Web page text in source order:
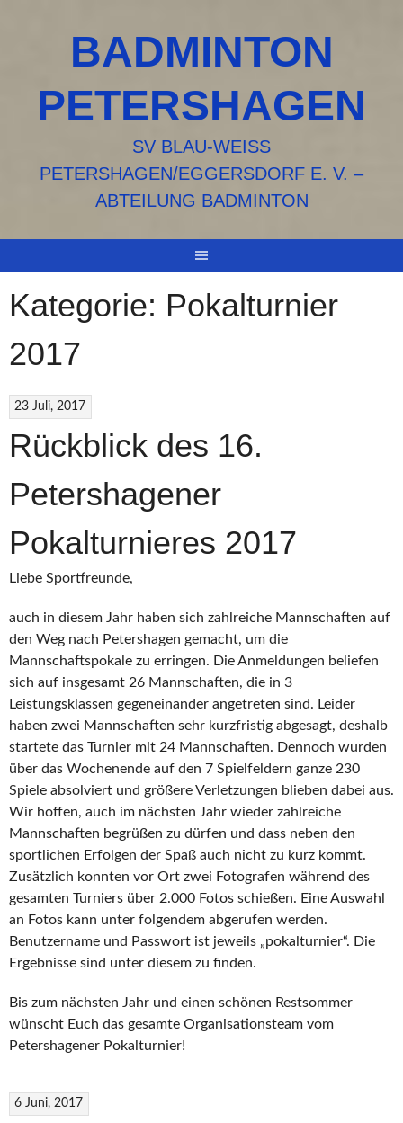
BADMINTON
PETERSHAGEN
SV BLAU-WEISS P
ETERSHAGEN/EGGERSDORF E. V. – A
BTEILUNG BADMINTON
Kategorie: Pokalturnier
2017
23 Juli, 2017
Rückblick des 16.
Petershagener
Pokalturnieres 2017
Liebe Sportfreunde,
auch in diesem Jahr haben sich zahlreiche Mannschaften auf
den Weg nach Petershagen gemacht, um die
Mannschaftspokale zu erringen. Die Anmeldungen beliefen
sich auf insgesamt 26 Mannschaften, die in 3
Leistungsklassen gegeneinander angetreten sind. Leider
haben zwei Mannschaften sehr kurzfristig abgesagt, deshalb
startete das Turnier mit 24 Mannschaften. Dennoch wurden
über das Wochenende auf den 7 Spielfeldern ganze 230
Spiele absolviert und größere Verletzungen blieben dabei aus.
Wir hoffen, auch im nächsten Jahr wieder zahlreiche
Mannschaften begrüßen zu dürfen und dass neben den
sportlichen Erfolgen der Spaß auch nicht zu kurz kommt.
Zusätzlich konnten vor Ort zwei Fotografen während des
gesamten Turniers über 2.000 Fotos schießen. Eine Auswahl
an Fotos kann unter folgendem abgerufen werden.
Benutzername und Passwort ist jeweils „pokalturnier“. Die
Ergebnisse sind unter diesem zu finden.
Bis zum nächsten Jahr und einen schönen Restsommer
wünscht Euch das gesamte Organisationsteam vom
Petershagener Pokalturnier!
6 Juni, 2017